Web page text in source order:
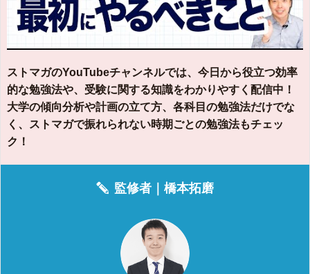
ストマガのYouTubeチャンネルでは、今日から役立つ効率
的な勉強法や、受験に関する知識をわかりやすく配信中！
大学の傾向分析や計画の立て方、各科目の勉強法だけでな
く、ストマガで振れられない時期ごとの勉強法もチェッ
ク！
監修者｜橋本拓磨